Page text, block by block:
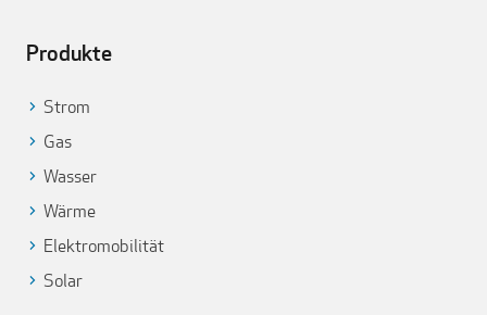
Produkte
Strom
Gas
Wasser
Wärme
Elektromobilität
Solar